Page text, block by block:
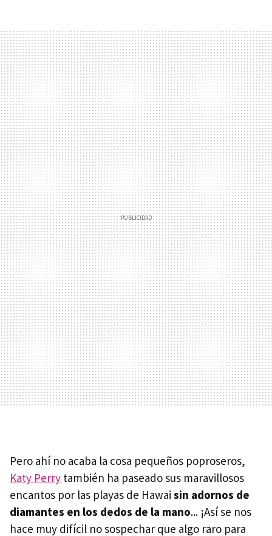
Pero ahí no acaba la cosa pequeños poproseros,
Katy Perry también ha paseado sus maravillosos
encantos por las playas de Hawai sin adornos de
diamantes en los dedos de la mano... ¡Así se nos
hace muy difícil no sospechar que algo raro para